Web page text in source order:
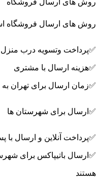
روش های ارسال فروشگاه
روش های ارسال فروشگاه
✅پرداخت وتسویه درب منزل
✅هزینه ارسال با مشتری
✅زمان ارسال برای تهران
✅ارسال برای شهرستان ها
✅پرداخت آنلاین و ارسال
✅ارسال باتیپاکس برای
هستند